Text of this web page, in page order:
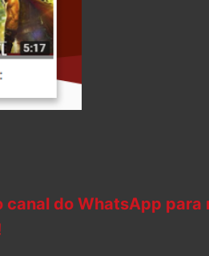
canal do WhatsApp